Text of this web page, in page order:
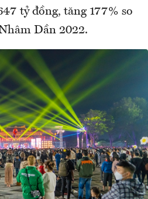
tỷ đồng, tăng 177% so
Dần 2022.